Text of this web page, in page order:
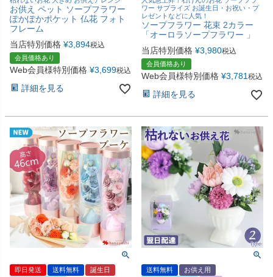
お供え ペット ソープフラワー
ぽかぽかポケット 仏花 フォト
フレーム
当店特別価格 ¥3,894税込
会員価格あり
Web会員様特別価格 ¥3,699税込
詳細を見る
ワー サプライズ お誕生日・お祝い・プ
レゼントなどに人気！
ソープフラワー 花束 2カラー
「オーロラソープフラワー 」
当店特別価格 ¥3,980税込
会員価格あり
Web会員様特別価格 ¥3,781 税込
詳細を見る
即日発送 送料無料
誕生日
送料無料
お供え用